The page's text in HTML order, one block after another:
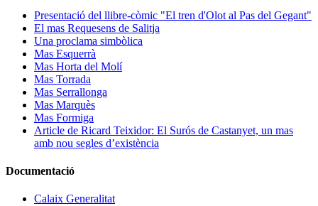
Presentació del llibre-còmic "El tren d'Olot al Pas del Gegant"
El mas Requesens de Salitja
Una proclama simbòlica
Mas Esquerrà
Mas Horta del Molí
Mas Torrada
Mas Serrallonga
Mas Marquès
Mas Formiga
Article de Ricard Teixidor: El Surós de Castanyet, un mas
amb nou segles d’existència
Documentació
Calaix Generalitat